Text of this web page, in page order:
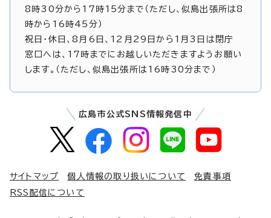
8時30分から17時15分まで（ただし、似島出張所は8
時から16時45分）
祝日・休日、8月6日、12月29日から1月3日は閉庁
窓口へは、17時までにお越しいただきますようお願い
します。（ただし、似島出張所は16時30分まで）
広島市公式SNS情報発信中
サイトマップ 個人情報の取り扱いについて
免責事項
RSS配信について